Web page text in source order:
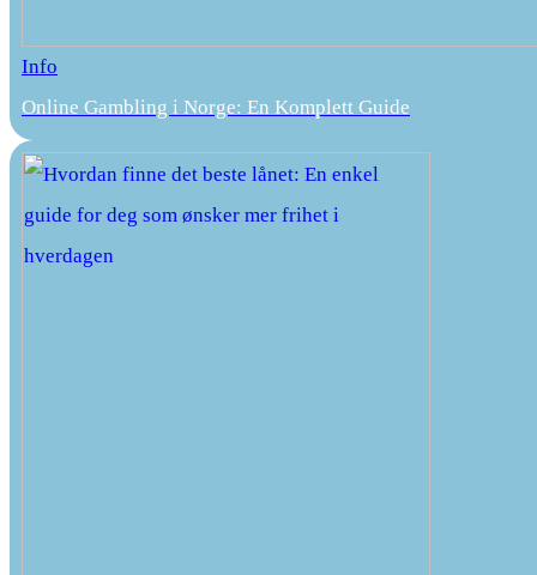
Info
Online Gambling i Norge: En Komplett Guide